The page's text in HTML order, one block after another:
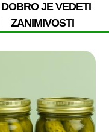
DOBRO JE VEDETI
ZANIMIVOSTI